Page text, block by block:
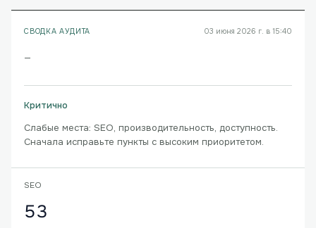
СВОДКА АУДИТА 03 июня 2026 г. в 15:40
—
Критично
Слабые места: SEO, производительность, доступность.
Сначала исправьте пункты с высоким приоритетом.
SEO
53